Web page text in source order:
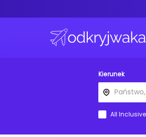
Kierunek
All Inclusive